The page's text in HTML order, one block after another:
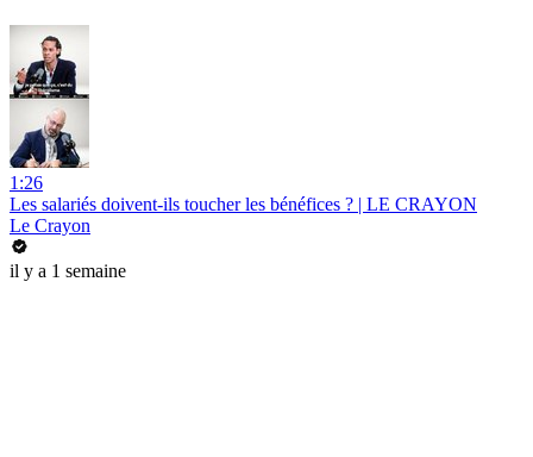
1:26
Les salariés doivent-ils toucher les bénéfices ? | LE CRAYON
Le Crayon
il y a 1 semaine